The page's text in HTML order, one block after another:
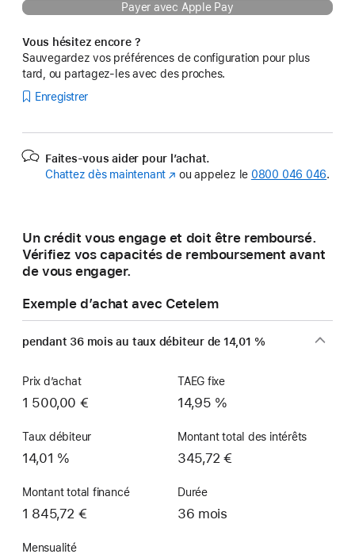
Payer avec Apple Pay
Vous hésitez encore ?
Sauvegardez vos préférences de configuration pour plus
tard, ou partagez-les avec des proches.
Enregistrer
Faites-vous aider pour l’achat.
Chattez dès maintenant (s’ouvre
fenêtre)
ou appelez le 0800 046 046.
Un crédit vous engage et doit être remboursé.
Vérifiez vos capacités de remboursement avant
de vous engager.
Exemple d’achat avec Cetelem
pendant 36 mois au taux débiteur de 14,01 %
Prix d’achat
1 500,00 €
TAEG fixe
14,95 %
Taux débiteur
14,01 %
Montant total des intérêts
345,72 €
Montant total financé
1 845,72 €
Durée
36 mois
Mensualité